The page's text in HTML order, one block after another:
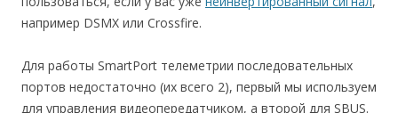
например DSMX или Crossfire.
Для работы SmartPort телеметрии последовательных
портов недостаточно (их всего 2), первый мы используем
для управления видеопередатчиком, а второй для SBUS.